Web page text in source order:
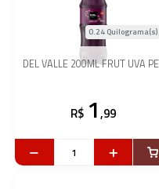
DEL VALLE 200ML FRUT UVA
0.24 Quilograma(s)
R$ 1,99